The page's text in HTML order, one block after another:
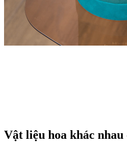
Vật liệu hoa khác